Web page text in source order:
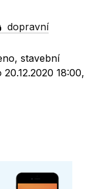
dopravní
stavební
20.12.2020 18:00,